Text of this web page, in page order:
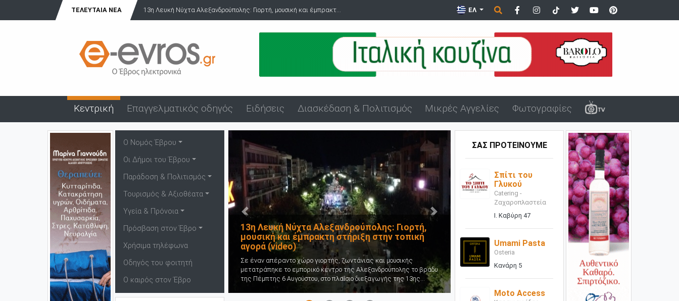
ΤΕΛΕΥΤΑΊΑ ΝΈΑ Δύο συλλήψεις για ναρκωτικά στο λιμάνι της Αλεξανδρούπολης μ... ΕΛ
Κεντρική Επαγγελματικός οδηγός Ειδήσεις Διασκέδαση & Πολιτισμός Μικρές Αγγελίες Φωτογραφίες
Ο Νομός Έβρου
Οι Δήμοι του Έβρου
Παράδοση & Πολιτισμός
Τουρισμός & Αξιοθέατα
Υγεία & Πρόνοια
Πρόσβαση στον Έβρο
Χρήσιμα τηλέφωνα
Οδηγός του φοιτητή
Ο καιρός στον Έβρο
Σε ψυχιατρική εξέταση παραπέμπεται ο
29χρονος επιδειξίας με απόφαση Εισαγγελέα
Νέες πληροφορίες έρχονται στο φως για την υπόθεση που
αναστάτωσε τον οικισμό του Άβαντα Αλεξανδρούπολης, όπου
άνδρας προέβη σε ασελγείς πράξεις μπροστά σε ανήλικα
παιδιά ...
Προηγούμενο Επόμενο
ΣΑΣ ΠΡΟΤΕΙΝΟΥΜΕ
Σπίτι του
Γλυκού
Catering -
Ζαχαροπλαστεία
Ι. Καβύρη 47
Umami Pasta
Osteria
Κανάρη 5
Moto Access